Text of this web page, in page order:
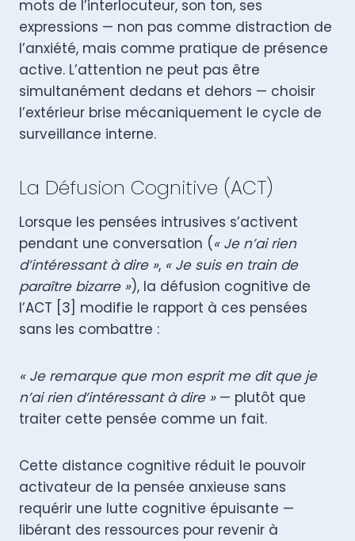
mots de l’interlocuteur, son ton, ses
expressions — non pas comme distraction de
l’anxiété, mais comme pratique de présence
active. L’attention ne peut pas être
simultanément dedans et dehors — choisir
l’extérieur brise mécaniquement le cycle de
surveillance interne.
La Défusion Cognitive (ACT)
Lorsque les pensées intrusives s’activent
pendant une conversation (« Je n’ai rien
d’intéressant à dire », « Je suis en train de
paraître bizarre »), la défusion cognitive de
l’ACT [3] modifie le rapport à ces pensées
sans les combattre :
« Je remarque que mon esprit me dit que je
n’ai rien d’intéressant à dire »— plutôt que
traiter cette pensée comme un fait.
Cette distance cognitive réduit le pouvoir
activateur de la pensée anxieuse sans
requérir une lutte cognitive épuisante —
libérant des ressources pour revenir à